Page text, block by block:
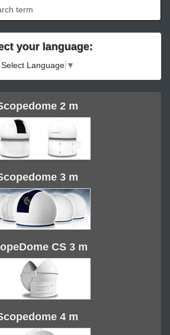
your language:
Select Language ▼
2 m
3 m
CS 3 m
4 m